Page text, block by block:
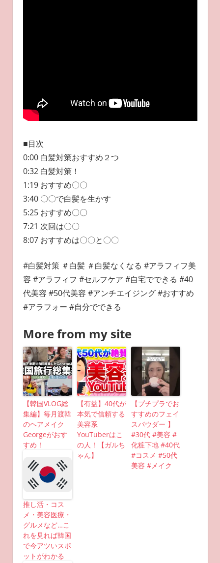
■目次
0:00 白髪対策おすすめ２つ
0:32 白髪対策！
1:19 おすすめ〇〇
3:40 〇〇で白髪を生かす
5:25 おすすめ〇〇
7:21 次回は〇〇
8:07 おすすめは〇〇と〇〇
#白髪対策 ＃白髪 ＃白髪なくなる #アラフィフ美
容 #アラフィフ #セルフケア #自宅でできる #40
代美容 #50代美容 #アンチエイジング #おすすめ
#アラフォー #自分でできる
More from my site
【韓国VLOG総
集編】毎月渡韓
のヘアメイク
Georgeがおす
すめ！
推し活・コス
メ・美容医療・
グルメなど…こ
れを見れば韓国
で今アツいスポ
ットがわかる
【有益】40代が
本気で信頼する
美容系
YouTuberはこ
の人！【ガルち
ゃん】
【プチプラでお
すすめのフェイ
スパウダー 】
#30代 #美容 #
化粧下地 #40代
#コスメ #50代
美容 #メイク